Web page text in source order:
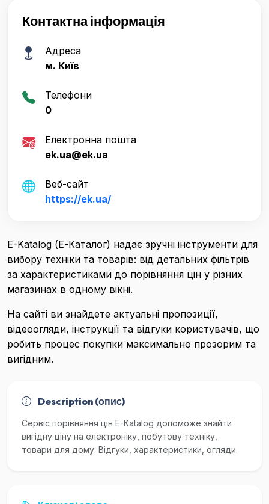
Контактна інформація
Адреса
м. Київ
Телефони
0
Електронна пошта
ek.ua@ek.ua
Веб-сайт
https://ek.ua/
E-Katalog (Е-Каталог) надає зручні інструменти для
вибору техніки та товарів: від детальних фільтрів
за характеристиками до порівняння цін у різних
магазинах в одному вікні.
На сайті ви знайдете актуальні пропозиції,
відеоогляди, інструкції та відгуки користувачів, що
робить процес покупки максимально прозорим та
вигідним.
Description (опис)
Сервіс порівняння цін E-Katalog допоможе знайти
вигідну ціну на електроніку, побутову техніку,
товари для дому. Відгуки, характеристики, огляди.